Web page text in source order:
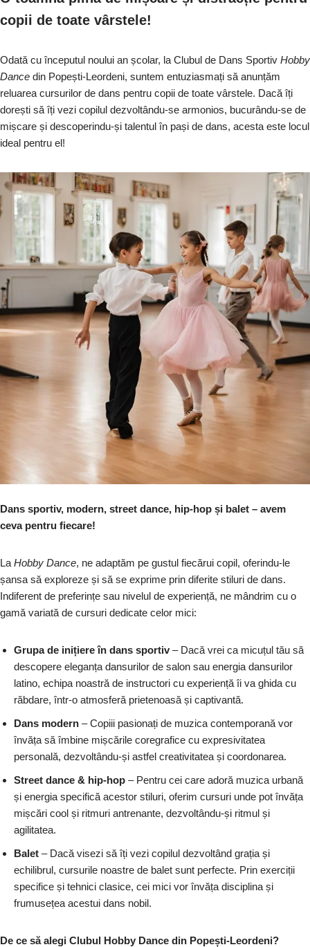
c
e
b
o
o
k
k
e
n
d
di
t
tt
er
at
s
A
p
p
e
a
m
p
Li
n
k
ta
a
z
ă
copii de toate vârstele!
Odată cu începutul noului an școlar, la Clubul de Dans Sportiv Hobby
Dance din Popești-Leordeni, suntem entuziasmați să anunțăm
reluarea cursurilor de dans pentru copii de toate vârstele. Dacă îți
dorești să îți vezi copilul dezvoltându-se armonios, bucurându-se de
mișcare și descoperindu-și talentul în pași de dans, acesta este locul
ideal pentru el!
Dans sportiv, modern, street dance, hip-hop și balet – avem
ceva pentru fiecare!
La Hobby Dance, ne adaptăm pe gustul fiecărui copil, oferindu-le
șansa să exploreze și să se exprime prin diferite stiluri de dans.
Indiferent de preferințe sau nivelul de experiență, ne mândrim cu o
gamă variată de cursuri dedicate celor mici:
Grupa de inițiere în dans sportiv – Dacă vrei ca micuțul tău să
descopere eleganța dansurilor de salon sau energia dansurilor
latino, echipa noastră de instructori cu experiență îi va ghida cu
răbdare, într-o atmosferă prietenoasă și captivantă.
Dans modern – Copiii pasionați de muzica contemporană vor
învăța să îmbine mișcările coregrafice cu expresivitatea
personală, dezvoltându-și astfel creativitatea și coordonarea.
Street dance & hip-hop – Pentru cei care adoră muzica urbană
și energia specifică acestor stiluri, oferim cursuri unde pot învăța
mișcări cool și ritmuri antrenante, dezvoltându-și ritmul și
agilitatea.
Balet – Dacă visezi să îți vezi copilul dezvoltând grația și
echilibrul, cursurile noastre de balet sunt perfecte. Prin exerciții
specifice și tehnici clasice, cei mici vor învăța disciplina și
frumusețea acestui dans nobil.
De ce să alegi Clubul Hobby Dance din Popești-Leordeni?